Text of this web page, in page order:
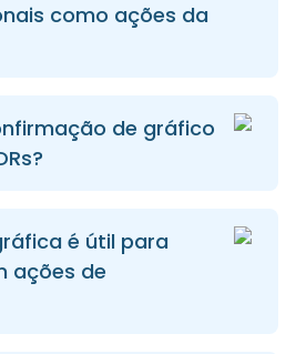
como ações da
de gráfico
é útil para
ações de